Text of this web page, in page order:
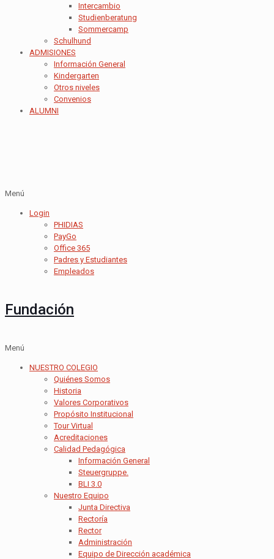
Intercambio
Studienberatung
Sommercamp
Schulhund
ADMISIONES
Información General
Kindergarten
Otros niveles
Convenios
ALUMNI
Menú
Login
PHIDIAS
PayGo
Office 365
Padres y Estudiantes
Empleados
Fundación
Menú
NUESTRO COLEGIO
Quiénes Somos
Historia
Valores Corporativos
Propósito Institucional
Tour Virtual
Acreditaciones
Calidad Pedagógica
Información General
Steuergruppe.
BLI 3.0
Nuestro Equipo
Junta Directiva
Rectoría
Rector
Administración
Equipo de Dirección académica